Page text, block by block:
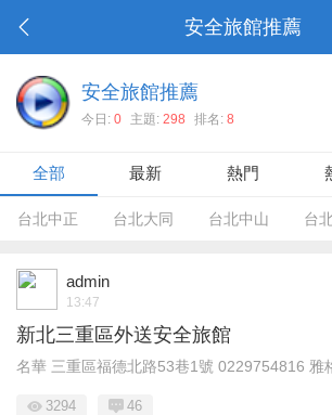
安全旅館推薦
安全旅館推薦
今日: 0 主題: 298 排名: 8
全部 最新 熱門
台北中正 台北大同 台北中山 台
admin
13:47
新北三重區外送安全旅館
名華 三重區福德北路53巷1號 0229754816 雅
3294 46